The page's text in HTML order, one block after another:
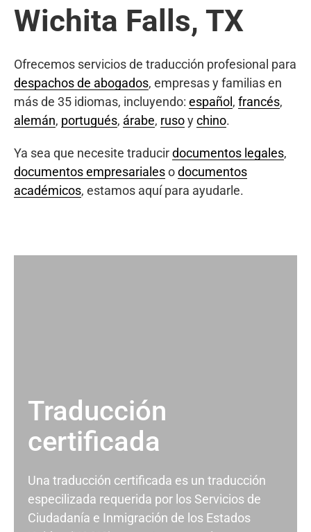
Wichita Falls, TX
Ofrecemos servicios de traducción profesional para
despachos de abogados, empresas y familias en
más de 35 idiomas, incluyendo: español , francés,
alemán, portugués, árabe, rusoychino.
Ya sea que necesite traducirdocumentos legales,
documentos empresarialesodocumentos
académicos, estamos aquí para ayudarle.
Traducción
certificada
Una traducción certificada es un traducción
especilizada requerida por los Servicios de
Ciudadanía e Inmigración de los Estados